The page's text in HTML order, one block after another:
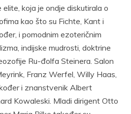
koja je ondje diskutirala o
kao što su Fichte, Kant i
i pomodnim ezoteričnim
indijske mudrosti, doktrine
Ru-đolfa Steinera. Salon
Franz Werfel, Willy Haas,
i znanstvenik Albert
Kowaleski. Mladi dirigent Otto